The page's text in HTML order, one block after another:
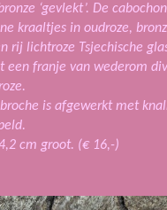
‘gevlekt’. De
kraaltjes in oudroze,
rij lichtroze Tsjechische
een franje van wederom
is afgewerkt met
cm groot. (€ 16,-)